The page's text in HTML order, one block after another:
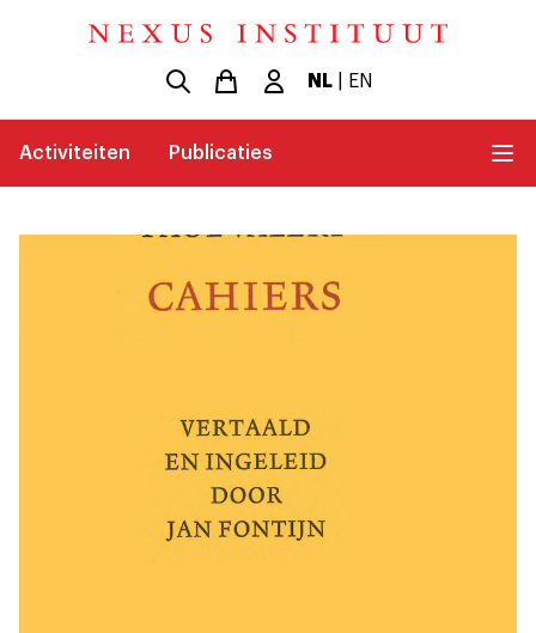
NL| EN
Activiteiten Publicaties